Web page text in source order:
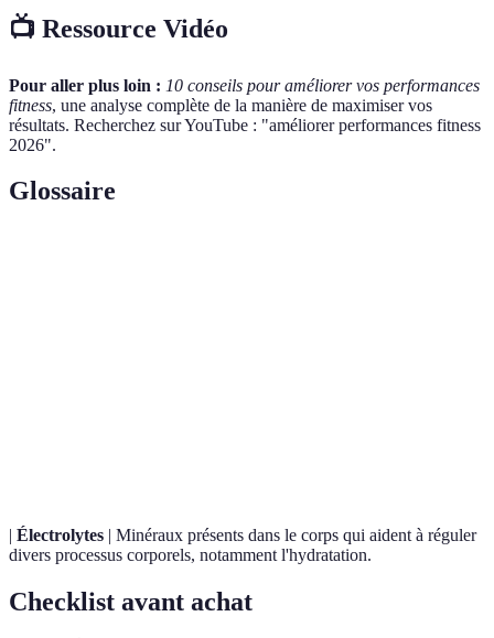
📺 Ressource Vidéo
Pour aller plus loin : 10 conseils pour améliorer vos performances
fitness, une analyse complète de la manière de maximiser vos
résultats. Recherchez sur YouTube : "améliorer performances fitness
2026".
Glossaire
| Électrolytes | Minéraux présents dans le corps qui aident à réguler
divers processus corporels, notamment l'hydratation.
Checklist avant achat